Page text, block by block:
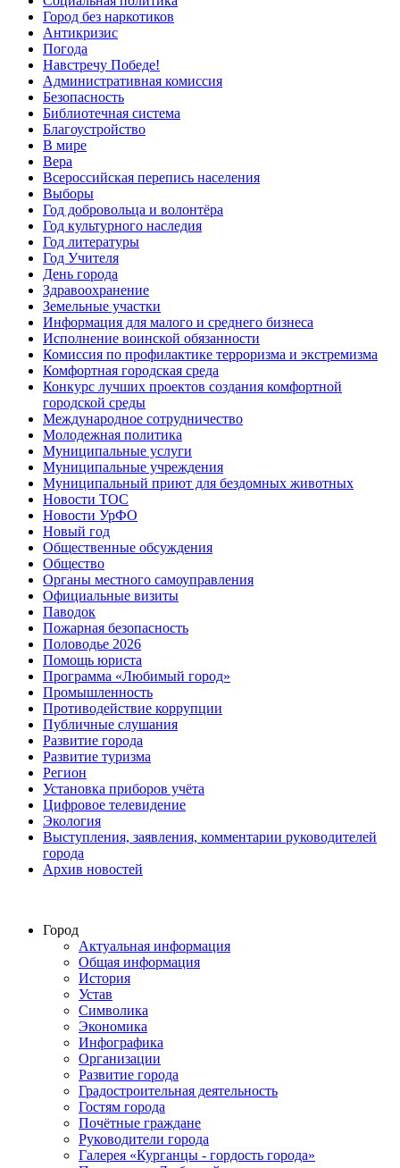
Город без наркотиков
Антикризис
Погода
Навстречу Победе!
Административная комиссия
Безопасность
Библиотечная система
Благоустройство
В мире
Вера
Всероссийская перепись населения
Выборы
Год добровольца и волонтёра
Год культурного наследия
Год литературы
Год Учителя
День города
Здравоохранение
Земельные участки
Информация для малого и среднего бизнеса
Исполнение воинской обязанности
Комиссия по профилактике терроризма и экстремизма
Комфортная городская среда
Конкурс лучших проектов создания комфортной
городской среды
Международное сотрудничество
Молодежная политика
Муниципальные услуги
Муниципальные учреждения
Муниципальный приют для бездомных животных
Новости ТОС
Новости УрФО
Новый год
Общественные обсуждения
Общество
Органы местного самоуправления
Официальные визиты
Паводок
Пожарная безопасность
Половодье 2026
Помощь юриста
Программа «Любимый город»
Промышленность
Противодействие коррупции
Публичные слушания
Развитие города
Развитие туризма
Регион
Установка приборов учёта
Цифровое телевидение
Экология
Выступления, заявления, комментарии руководителей
города
Архив новостей
Город
Актуальная информация
Общая информация
История
Устав
Символика
Экономика
Инфографика
Организации
Развитие города
Градостроительная деятельность
Гостям города
Почётные граждане
Руководители города
Галерея «Курганцы - гордость города»